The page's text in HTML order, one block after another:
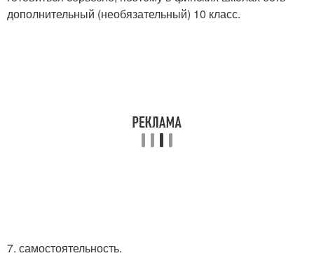
дополнительный (необязательный) 10 класс.
7. самостоятельность.